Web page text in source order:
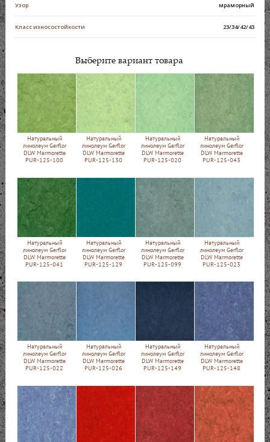
Узор мраморный
Класс износостойкости 23/34/42/43
Выберите вариант товара
Натуральный
линолеум Gerflor
DLW Marmorette
PUR-125-100
Натуральный
линолеум Gerflor
DLW Marmorette
PUR-125-130
Натуральный
линолеум Gerflor
DLW Marmorette
PUR-125-020
Натуральный
линолеум Gerflor
DLW Marmorette
PUR-125-043
Натуральный
линолеум Gerflor
DLW Marmorette
PUR-125-041
Натуральный
линолеум Gerflor
DLW Marmorette
PUR-125-129
Натуральный
линолеум Gerflor
DLW Marmorette
PUR-125-099
Натуральный
линолеум Gerflor
DLW Marmorette
PUR-125-023
Натуральный
линолеум Gerflor
DLW Marmorette
PUR-125-022
Натуральный
линолеум Gerflor
DLW Marmorette
PUR-125-026
Натуральный
линолеум Gerflor
DLW Marmorette
PUR-125-149
Натуральный
линолеум Gerflor
DLW Marmorette
PUR-125-148